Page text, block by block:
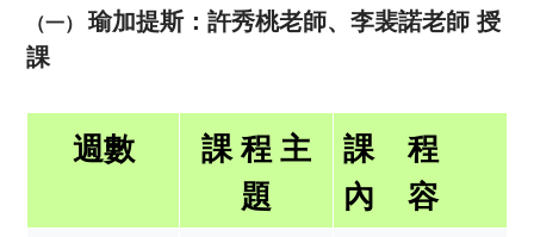
（一） 瑜加提斯：許秀桃老師、李裴諾老師 授
課
週數
課 程 主
題
課 程
內 容